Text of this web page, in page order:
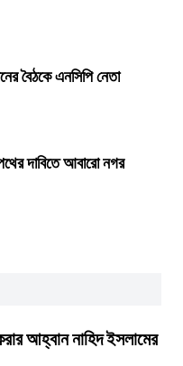
বৈঠকে এনসিপি নেতা
দাবিতে আবারো নগর
আহ্বান নাহিদ ইসলামের